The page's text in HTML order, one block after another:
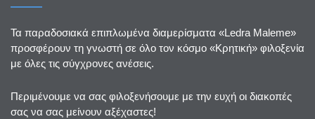
Τα παραδοσιακά επιπλωμένα διαμερίσματα «Ledra Maleme»
προσφέρουν τη γνωστή σε όλο τον κόσμο «Κρητική» φιλοξενία
με όλες τις σύγχρονες ανέσεις.
Περιμένουμε να σας φιλοξενήσουμε με την ευχή οι διακοπές
σας να σας μείνουν αξέχαστες!